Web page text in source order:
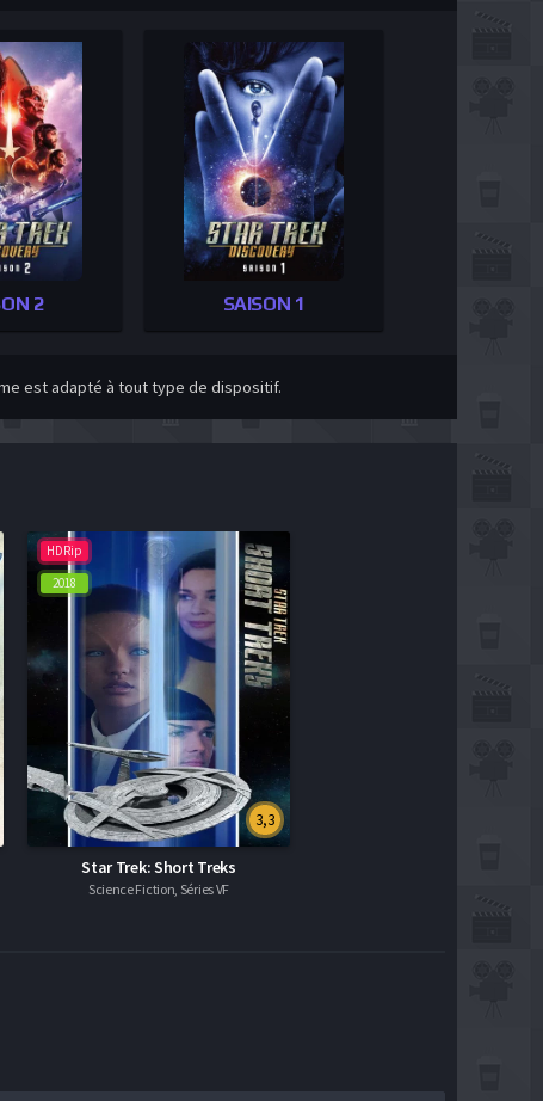
2 SAISON 1
est adapté à tout type de dispositif.
HDRip
2018
3,3
Star Trek: Short Treks
Science Fiction, Séries VF